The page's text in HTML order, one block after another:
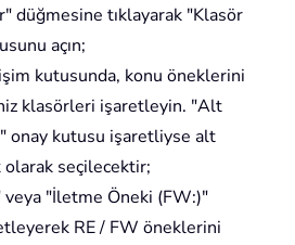
düğmesine tıklayarak "Klasör
açın;
kutusunda, konu öneklerini
klasörleri işaretleyin. "Alt
onay kutusu işaretliyse alt
seçilecektir;
veya "İletme Öneki (FW:)"
RE / FW öneklerini